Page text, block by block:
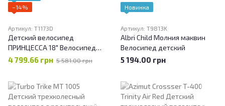
−14%
Артикул: T1173D
Детский велосипед
ПРИНЦЕССА 18" Велосипед
детский
4 799.66 грн 5 581.00 грн
Новинка
Артикул: T9813K
Albri Child Молния маквин
Велосипед детский
5 194.00 грн